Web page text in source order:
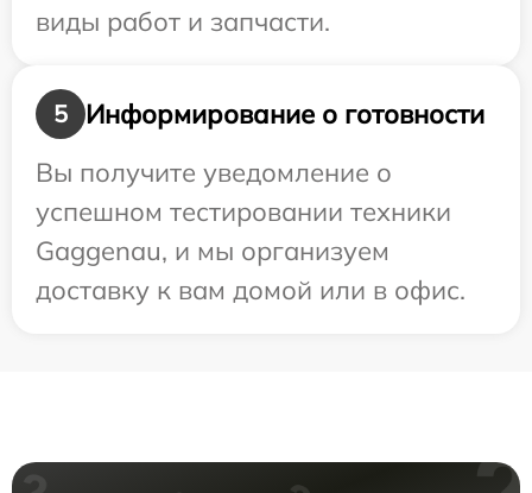
виды работ и запчасти.
5
Информирование о готовности
Вы получите уведомление о
успешном тестировании техники
Gaggenau, и мы организуем
доставку к вам домой или в офис.